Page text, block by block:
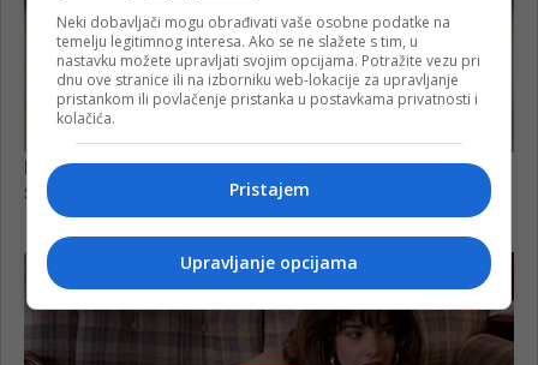
Neki dobavljači mogu obrađivati vaše osobne podatke na
temelju legitimnog interesa. Ako se ne slažete s tim, u
nastavku možete upravljati svojim opcijama. Potražite vezu pri
dnu ove stranice ili na izborniku web-lokacije za upravljanje
pristankom ili povlačenje pristanka u postavkama privatnosti i
kolačića.
Pristajem
Upravljanje opcijama